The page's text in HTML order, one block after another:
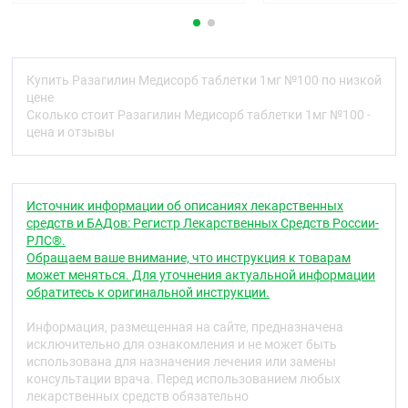
В результате ингибирующего действия препарата
(ЦНС) повышается уровень дофамина, снижается
образование токсичных свободных радикалов,
избыточное образование которых наблюдается
при болезни Паркинсона. Разагилин обладает
также нейропротекторным действием.
препарат в терапевтических дозах не блокирует
метаболизм поступающих с пищей биогенных
аминов (например, тирамина), в связи с чем не
вызывает тирамин-обусловленного
гипертензивного синдрома («сырный эффект»).
Фармакокинетика
Разагилин быстро всасывается после приёма
внутрь, максимальная концентрация (Cmax) в
плазме крови достигается через 0,5 ч. Абсолютная
биодоступность препарата после однократного
Купить Разагилин Медисорб таблетки 1мг №100 по низкой
цене
Сколько стоит Разагилин Медисорб таблетки 1мг №100 -
цена и отзывы
Источник информации об описаниях лекарственных
средств и БАДов: Регистр Лекарственных Средств России-
РЛС®.
Обращаем ваше внимание, что инструкция к товарам
может меняться. Для уточнения актуальной информации
обратитесь к оригинальной инструкции.
Информация, размещенная на сайте, предназначена
исключительно для ознакомления и не может быть
использована для назначения лечения или замены
консультации врача. Перед использованием любых
лекарственных средств обязательно